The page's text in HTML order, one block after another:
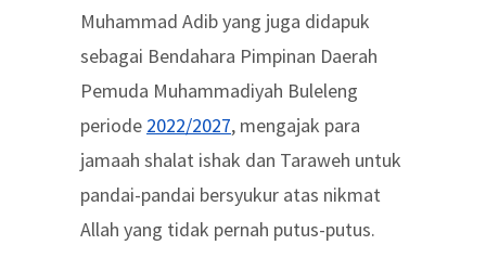
Muhammad Adib yang juga didapuk
sebagai Bendahara Pimpinan Daerah
Pemuda Muhammadiyah Buleleng
periode 2022/2027, mengajak para
jamaah shalat ishak dan Taraweh untuk
pandai-pandai bersyukur atas nikmat
Allah yang tidak pernah putus-putus.